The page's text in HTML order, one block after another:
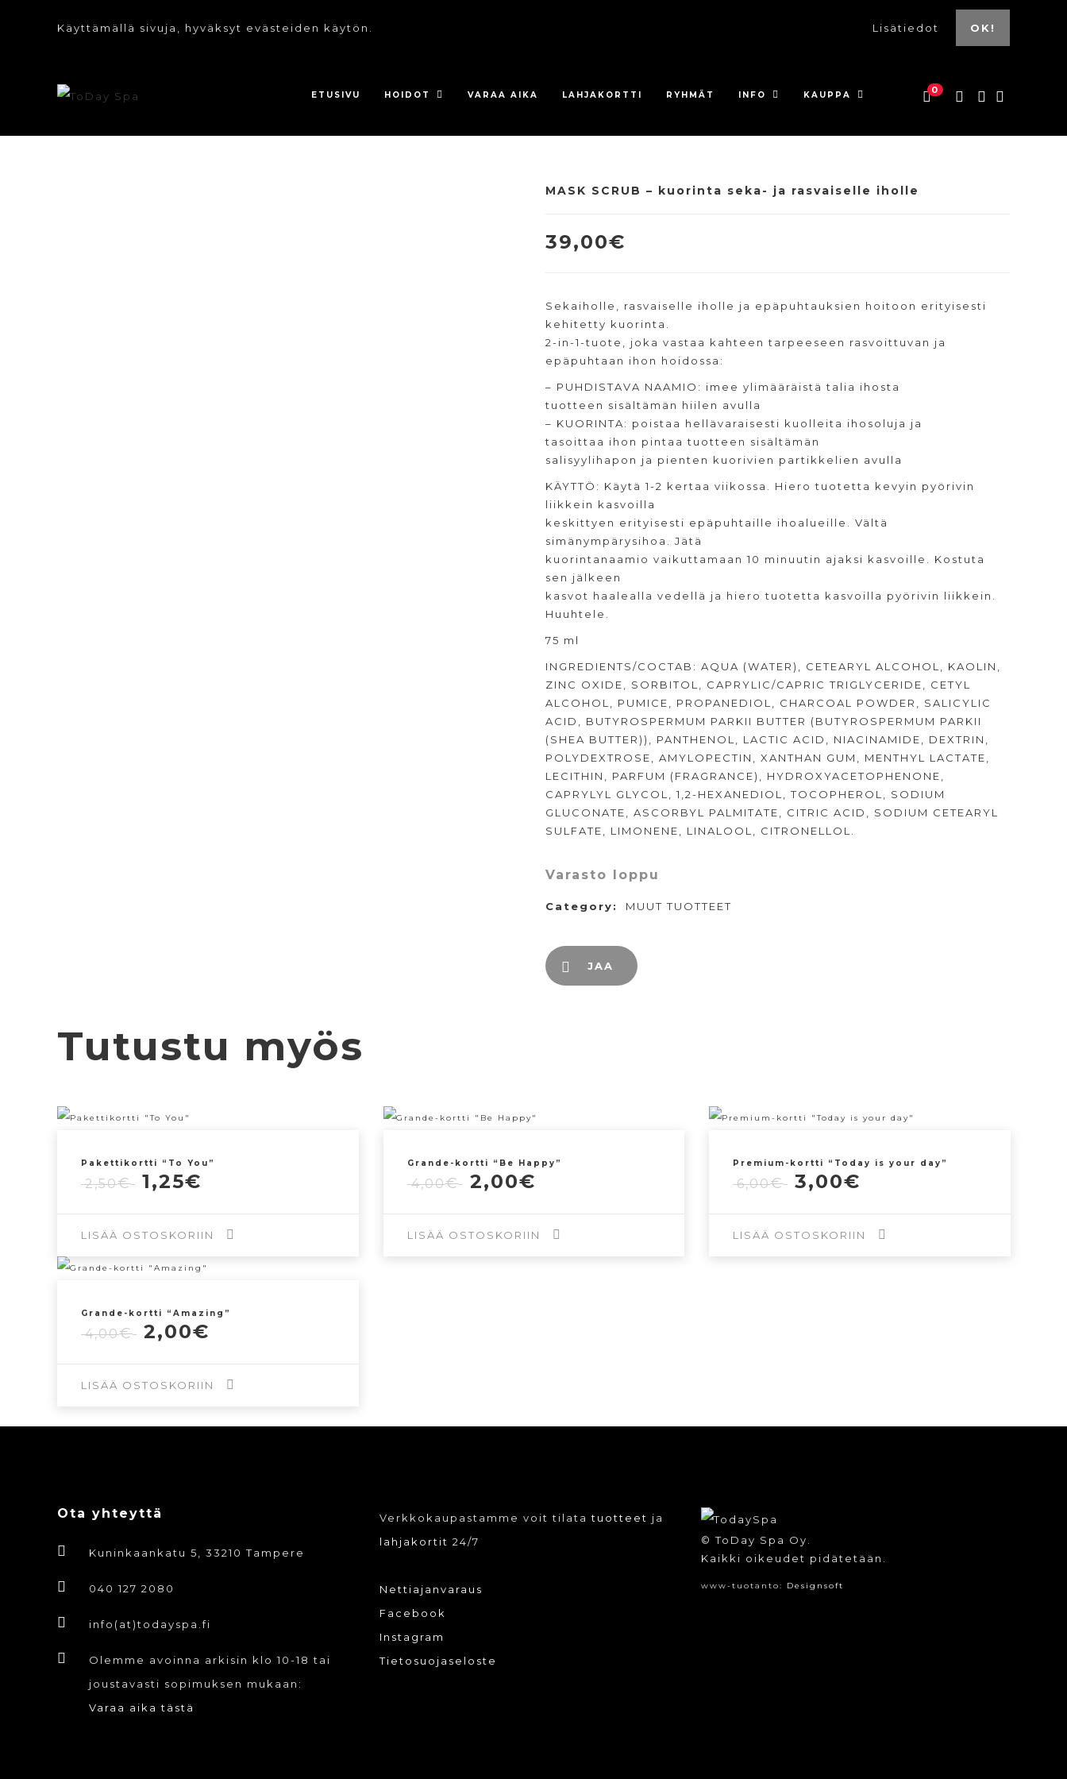
Käyttämällä sivuja, hyväksyt evästeiden käytön. Lisätiedot OK!
ETUSIVU HOIDOT VARAA AIKA LAHJAKORTTI RYHMÄT INFO KAUPPA 0
MASK SCRUB – kuorinta seka- ja rasvaiselle iholle
39,00€
Sekaiholle, rasvaiselle iholle ja epäpuhtauksien hoitoon erityisesti
kehitetty kuorinta.
2-in-1-tuote, joka vastaa kahteen tarpeeseen rasvoittuvan ja
epäpuhtaan ihon hoidossa:
– PUHDISTAVA NAAMIO: imee ylimääräistä talia ihosta
tuotteen sisältämän hiilen avulla
– KUORINTA: poistaa hellävaraisesti kuolleita ihosoluja ja
tasoittaa ihon pintaa tuotteen sisältämän
salisyylihapon ja pienten kuorivien partikkelien avulla
KÄYTTÖ: Käytä 1-2 kertaa viikossa. Hiero tuotetta kevyin pyörivin
liikkein kasvoilla
keskittyen erityisesti epäpuhtaille ihoalueille. Vältä
simänympärysihoa. Jätä
kuorintanaamio vaikuttamaan 10 minuutin ajaksi kasvoille. Kostuta
sen jälkeen
kasvot haalealla vedellä ja hiero tuotetta kasvoilla pyörivin liikkein.
Huuhtele.
75 ml
INGREDIENTS/COCTAB: AQUA (WATER), CETEARYL ALCOHOL, KAOLIN,
ZINC OXIDE, SORBITOL, CAPRYLIC/CAPRIC TRIGLYCERIDE, CETYL
ALCOHOL, PUMICE, PROPANEDIOL, CHARCOAL POWDER, SALICYLIC
ACID, BUTYROSPERMUM PARKII BUTTER (BUTYROSPERMUM PARKII
(SHEA BUTTER)), PANTHENOL, LACTIC ACID, NIACINAMIDE, DEXTRIN,
POLYDEXTROSE, AMYLOPECTIN, XANTHAN GUM, MENTHYL LACTATE,
LECITHIN, PARFUM (FRAGRANCE), HYDROXYACETOPHENONE,
CAPRYLYL GLYCOL, 1,2-HEXANEDIOL, TOCOPHEROL, SODIUM
GLUCONATE, ASCORBYL PALMITATE, CITRIC ACID, SODIUM CETEARYL
SULFATE, LIMONENE, LINALOOL, CITRONELLOL.
Varasto loppu
Category: MUUT TUOTTEET
JAA
Tutustu myös
Pakettikortti “To You”
2,50€
Alkuperäinen
2,50€.
1,25€
1,25€.
LISÄÄ OSTOSKORIIN
Grande-kortti “Be Happy”
4,00€
Alkuperäinen
4,00€.
2,00€
2,00€.
LISÄÄ OSTOSKORIIN
Premium-kortti “Today is your day”
6,00€
Alkuperäinen
6,00€.
3,00€
3,00€.
LISÄÄ OSTOSKORIIN
Grande-kortti “Amazing”
4,00€
Alkuperäinen
4,00€.
2,00€
2,00€.
LISÄÄ OSTOSKORIIN
Ota yhteyttä
Kuninkaankatu 5, 33210 Tampere
040 127 2080
info(at)todayspa.fi
Olemme avoinna arkisin klo 10-18 tai
joustavasti sopimuksen mukaan:
Varaa aika tästä
Verkkokaupastamme voit tilatatuotteet ja
lahjakortit 24/7
Nettiajanvaraus
Facebook
Instagram
Tietosuojaseloste
© ToDay Spa Oy.
Kaikki oikeudet pidätetään.
www-tuotanto: Designsoft